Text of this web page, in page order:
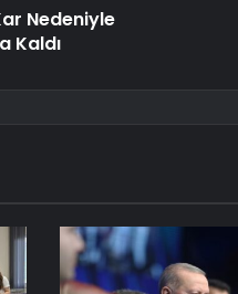
Nedeniyle
Kaldı